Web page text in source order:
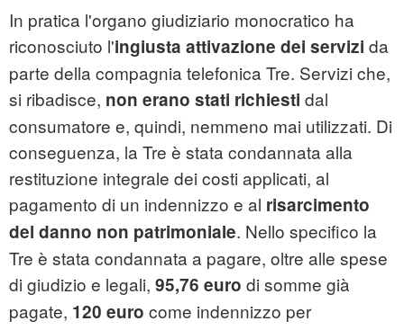
In pratica l'organo giudiziario monocratico ha
riconosciuto l'ingiusta attivazione dei servizi da
parte della compagnia telefonica Tre. Servizi che,
si ribadisce, non erano stati richiesti dal
consumatore e, quindi, nemmeno mai utilizzati. Di
conseguenza, la Tre è stata condannata alla
restituzione integrale dei costi applicati, al
pagamento di un indennizzo e al risarcimento
del danno non patrimoniale. Nello specifico la
Tre è stata condannata a pagare, oltre alle spese
di giudizio e legali, 95,76 euro di somme già
pagate, 120 euro come indennizzo per